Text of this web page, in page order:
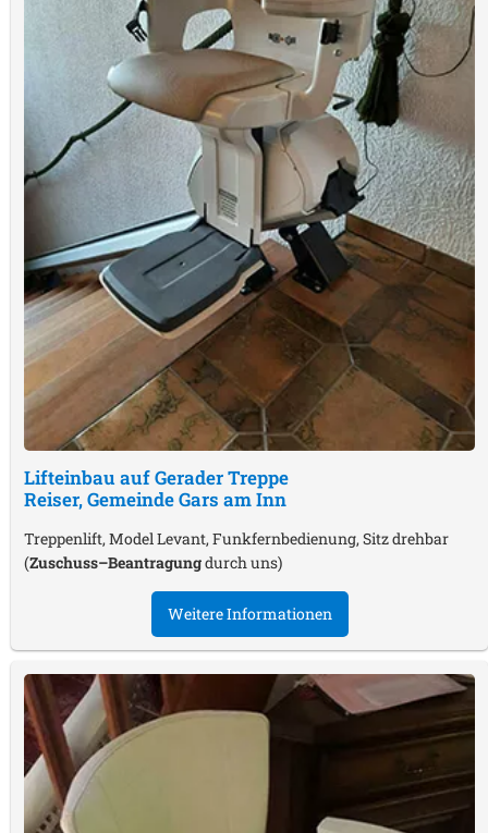
Lifteinbau auf Gerader Treppe
Reiser, Gemeinde Gars am Inn
Treppenlift, Model Levant, Funkfernbedienung, Sitz drehbar
(Zuschuss–Beantragungdurch uns)
Weitere Informationen